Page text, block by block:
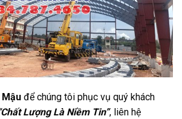
Mậu để chúng tôi phục vụ quý khách
Lượng Là Niềm Tin”, liên hệ